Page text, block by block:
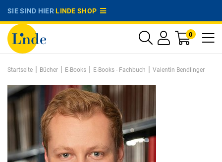
SIE SIND HIERLINDE SHOP
0
Startseite | Bücher | E-Books | E-Books - Fachbuch | Valentin Bendlinger